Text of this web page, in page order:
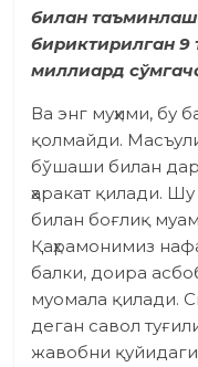
билан
бириктирилган 9
миллиард
Ва энг муҳими, бу
қолмайди.
бўшаши билан
ҳаракат қилади.
билан боғлиқ
Қаҳрамонимиз
балки, доира
муомала қилади.
деган савол
жавобни қуйидаги